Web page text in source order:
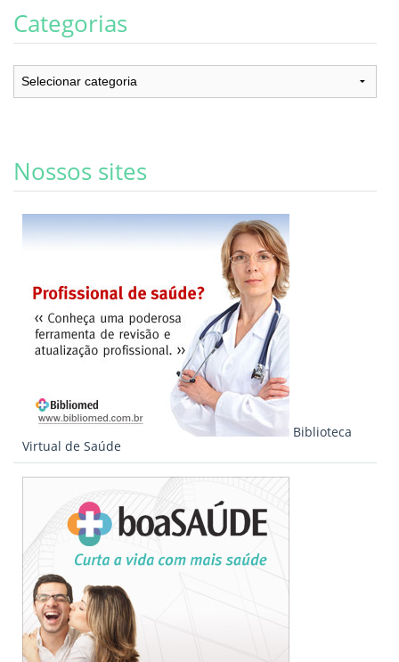
Categorias
Categorias
Nossos sites
Biblioteca
Virtual de Saúde